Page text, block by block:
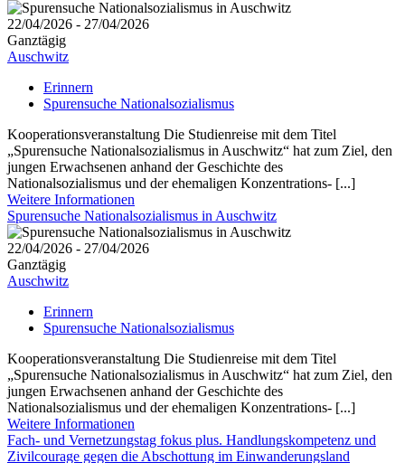
22/04/2026 - 27/04/2026
Ganztägig
Auschwitz
Erinnern
Spurensuche Nationalsozialismus
Kooperationsveranstaltung Die Studienreise mit dem Titel
„Spurensuche Nationalsozialismus in Auschwitz“ hat zum Ziel, den
jungen Erwachsenen anhand der Geschichte des
Nationalsozialismus und der ehemaligen Konzentrations- [...]
Weitere Informationen
Spurensuche Nationalsozialismus in Auschwitz
22/04/2026 - 27/04/2026
Ganztägig
Auschwitz
Erinnern
Spurensuche Nationalsozialismus
Kooperationsveranstaltung Die Studienreise mit dem Titel
„Spurensuche Nationalsozialismus in Auschwitz“ hat zum Ziel, den
jungen Erwachsenen anhand der Geschichte des
Nationalsozialismus und der ehemaligen Konzentrations- [...]
Weitere Informationen
Fach- und Vernetzungstag fokus plus. Handlungskompetenz und
Zivilcourage gegen die Abschottung im Einwanderungsland